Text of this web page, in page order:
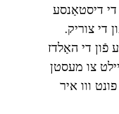
די דיסטאַנסע
די צוריק.
די האַלדז
צו מעסטן
ווו איר